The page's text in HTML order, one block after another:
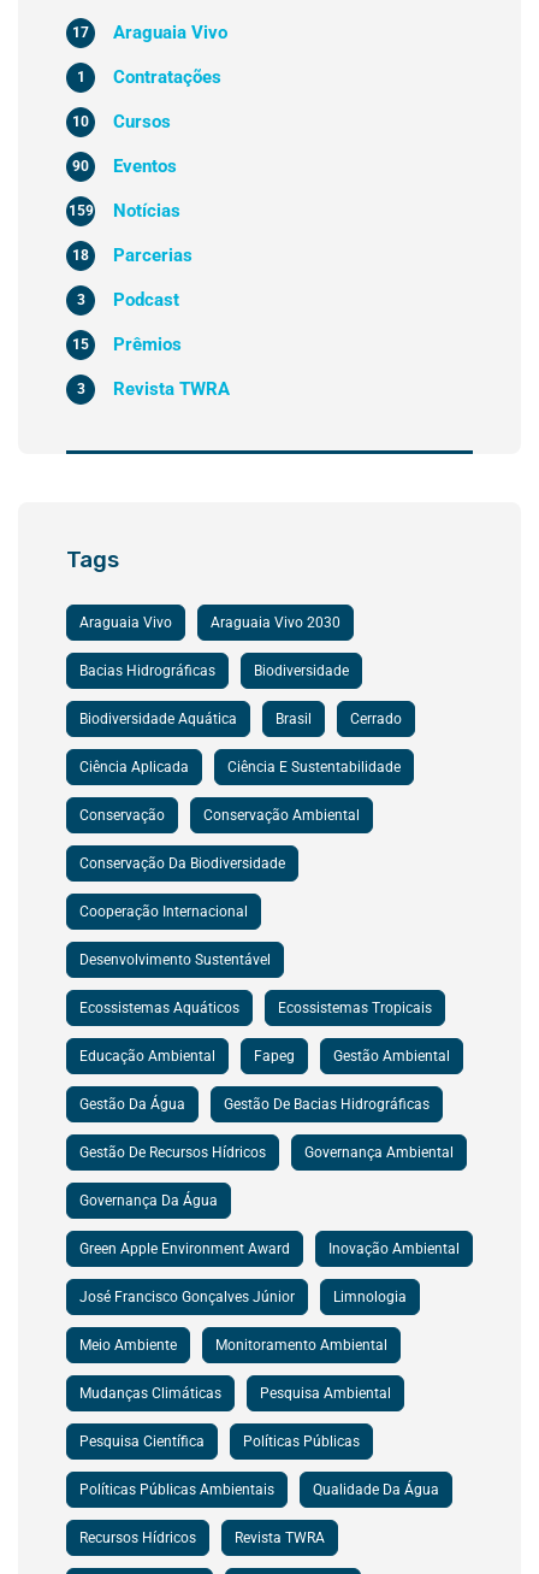
Araguaia Vivo
17
Contratações
1
Cursos
10
Eventos
90
Notícias
159
Parcerias
18
Podcast
3
Prêmios
15
Revista TWRA
3
Tags
Araguaia Vivo Araguaia Vivo 2030
Bacias Hidrográficas Biodiversidade
Biodiversidade Aquática Brasil Cerrado
Ciência Aplicada Ciência E Sustentabilidade
Conservação Conservação Ambiental
Conservação Da Biodiversidade
Cooperação Internacional
Desenvolvimento Sustentável
Ecossistemas Aquáticos Ecossistemas Tropicais
Educação Ambiental Fapeg Gestão Ambiental
Gestão Da Água Gestão De Bacias Hidrográficas
Gestão De Recursos Hídricos Governança Ambiental
Governança Da Água
Green Apple Environment Award Inovação Ambiental
José Francisco Gonçalves Júnior Limnologia
Meio Ambiente Monitoramento Ambiental
Mudanças Climáticas Pesquisa Ambiental
Pesquisa Científica Políticas Públicas
Políticas Públicas Ambientais Qualidade Da Água
Recursos Hídricos Revista TWRA